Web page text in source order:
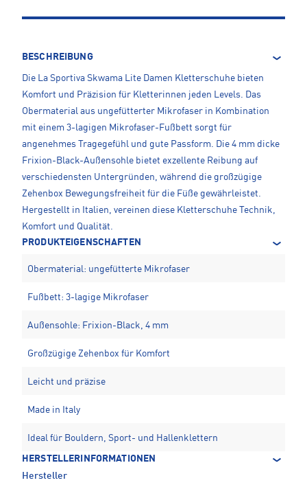
BESCHREIBUNG
Die La Sportiva Skwama Lite Damen Kletterschuhe bieten
Komfort und Präzision für Kletterinnen jeden Levels. Das
Obermaterial aus ungefütterter Mikrofaser in Kombination
mit einem 3-lagigen Mikrofaser-Fußbett sorgt für
angenehmes Tragegefühl und gute Passform. Die 4 mm dicke
Frixion-Black-Außensohle bietet exzellente Reibung auf
verschiedensten Untergründen, während die großzügige
Zehenbox Bewegungsfreiheit für die Füße gewährleistet.
Hergestellt in Italien, vereinen diese Kletterschuhe Technik,
Komfort und Qualität.
PRODUKTEIGENSCHAFTEN
Obermaterial: ungefütterte Mikrofaser
Fußbett: 3-lagige Mikrofaser
Außensohle: Frixion-Black, 4 mm
Großzügige Zehenbox für Komfort
Leicht und präzise
Made in Italy
Ideal für Bouldern, Sport- und Hallenklettern
HERSTELLERINFORMATIONEN
Hersteller